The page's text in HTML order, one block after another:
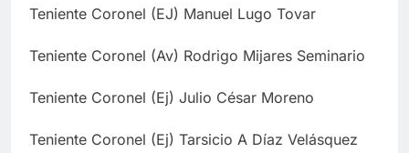
Teniente Coronel (EJ) Manuel Lugo Tovar
Teniente Coronel (Av) Rodrigo Mijares Seminario
Teniente Coronel (Ej) Julio César Moreno
Teniente Coronel (Ej) Tarsicio A Díaz Velásquez